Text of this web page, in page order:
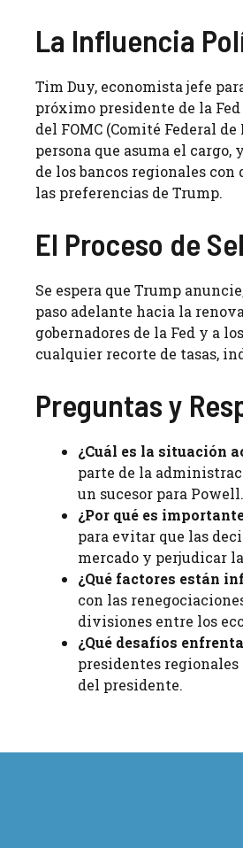
La Influencia
Tim Duy, economista jefe
próximo presidente de la
del FOMC (Comité Federal
persona que asuma el cargo,
de los bancos regionales
las preferencias de Trump.
El Proceso de
Se espera que Trump
paso adelante hacia la
gobernadores de la Fed y a
cualquier recorte de tasas,
Preguntas y
¿Cuál es la situación
parte de la
un sucesor para Powell.
¿Por qué es
para evitar que las
mercado y perjudicar
¿Qué factores están
con las
divisiones entre los
¿Qué desafíos
presidentes
del presidente.